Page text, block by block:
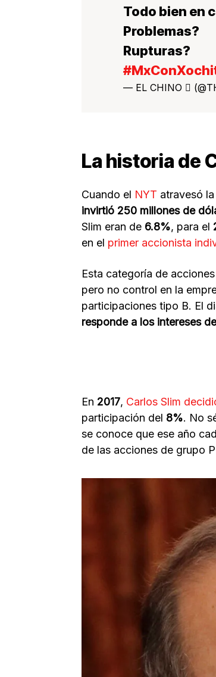
Todo bien en
Problemas?
Rupturas?
— EL CHINO 
La historia de
Cuando el NYT atravesó
invirtió 250 millones de
Slim eran de 6.8%, para el
en el primer accionista
Esta categoría de
pero no control en la
participaciones tipo B. El
responde a los intereses
En 2017, Carlos Slim
participación del 8%. No
se conoce que ese año
de las acciones de grupo